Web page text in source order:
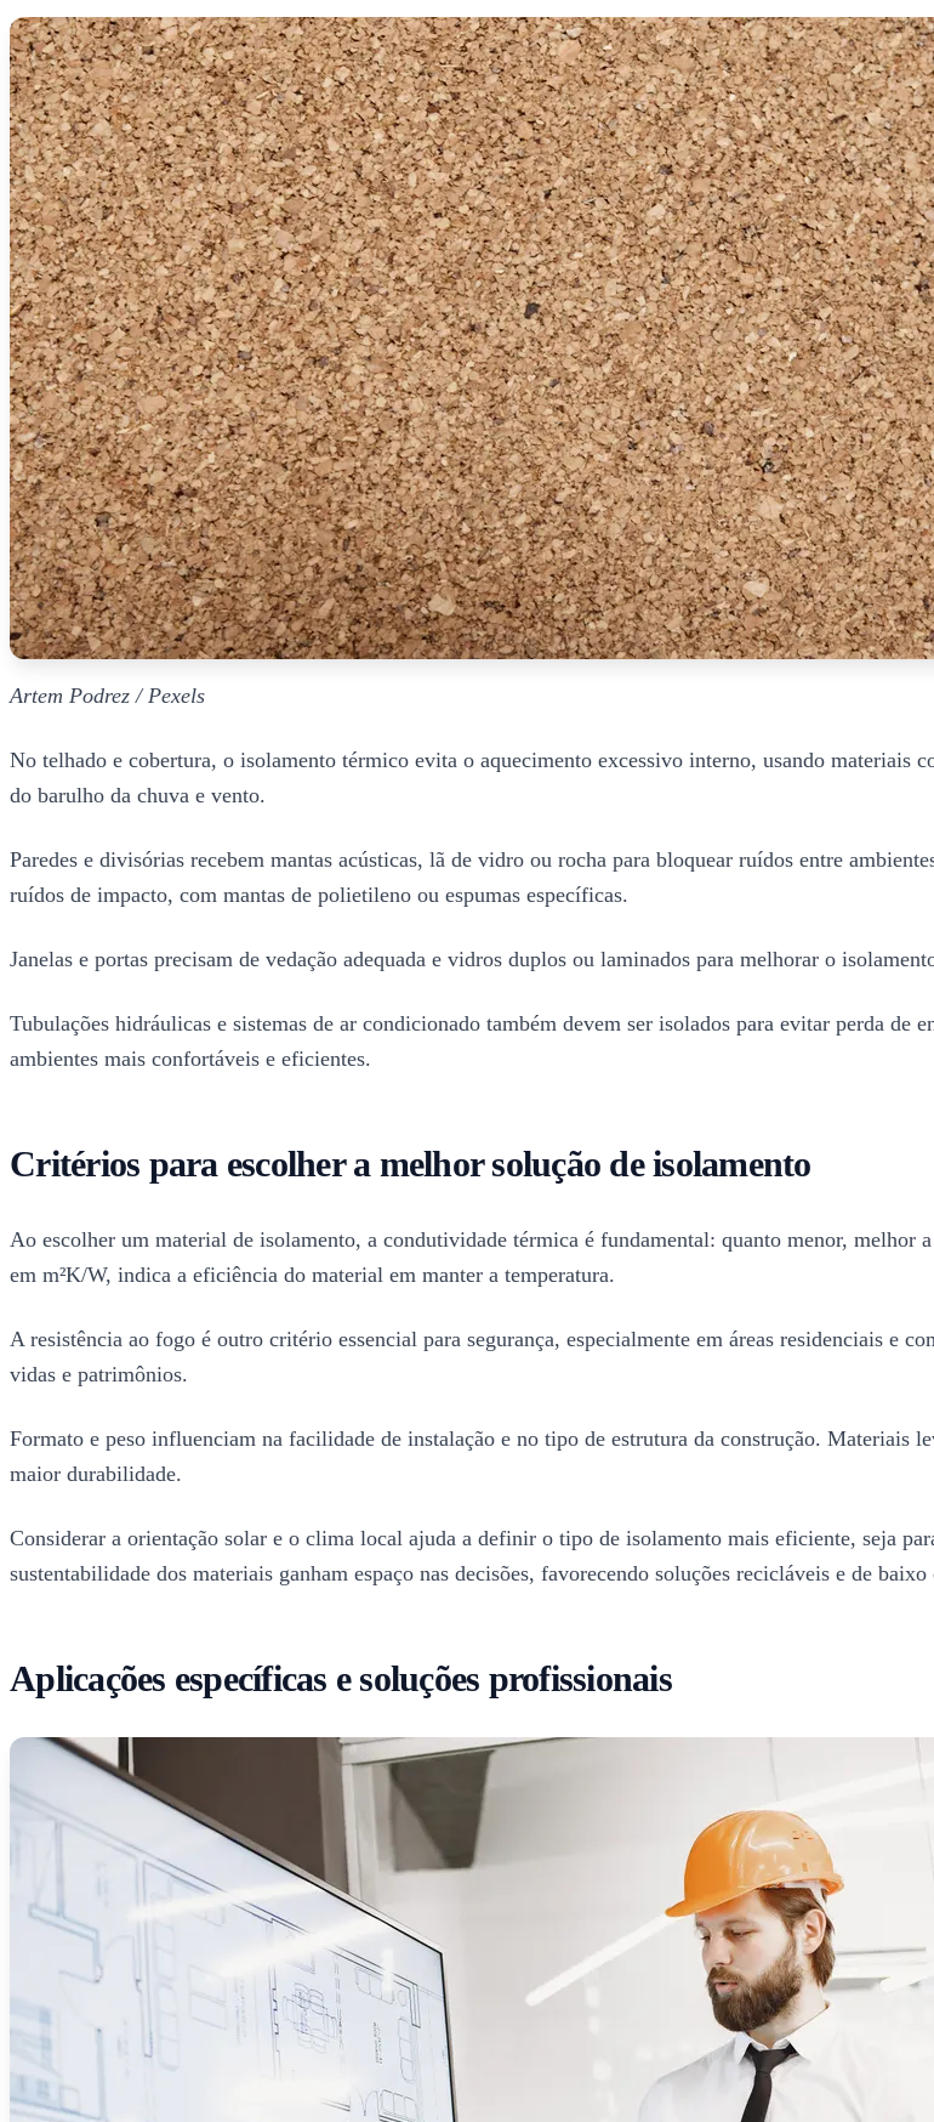
Artem Podrez / Pexels
No telhado e cobertura, o isolamento térmico evita o aquecimento excessivo interno, usando materiais
do barulho da chuva e vento.
Paredes e divisórias recebem mantas acústicas, lã de vidro ou rocha para bloquear ruídos entre
ruídos de impacto, com mantas de polietileno ou espumas específicas.
Janelas e portas precisam de vedação adequada e vidros duplos ou laminados para melhorar o
Tubulações hidráulicas e sistemas de ar condicionado também devem ser isolados para evitar perda de
ambientes mais confortáveis e eficientes.
Critérios para escolher a melhor solução de isolamento
Ao escolher um material de isolamento, a condutividade térmica é fundamental: quanto menor, melhor
em m²K/W, indica a eficiência do material em manter a temperatura.
A resistência ao fogo é outro critério essencial para segurança, especialmente em áreas residenciais e
vidas e patrimônios.
Formato e peso influenciam na facilidade de instalação e no tipo de estrutura da construção. Materiais
maior durabilidade.
Considerar a orientação solar e o clima local ajuda a definir o tipo de isolamento mais eficiente, seja
sustentabilidade dos materiais ganham espaço nas decisões, favorecendo soluções recicláveis e de
Aplicações específicas e soluções profissionais